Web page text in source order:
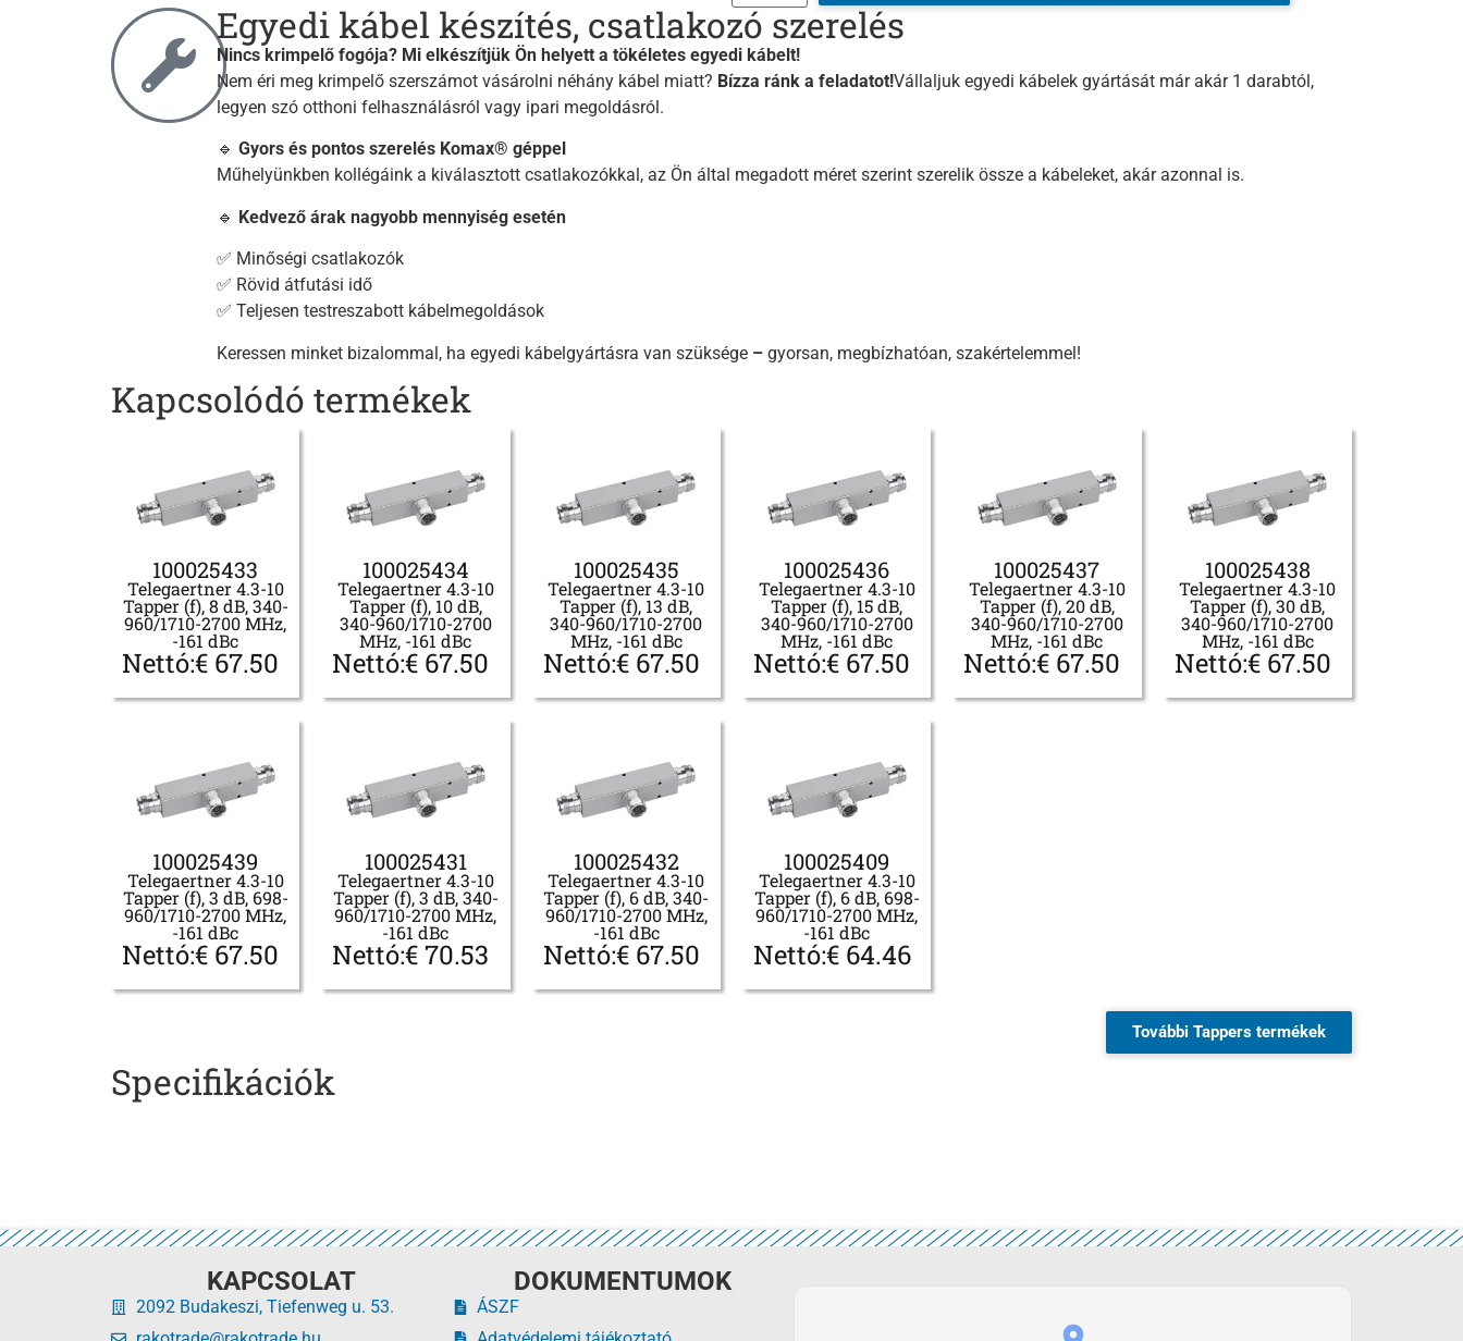
Egyedi kábel készítés, csatlakozó szerelés
Nincs krimpelő fogója? Mi elkészítjük Ön helyett a tökéletes egyedi kábelt!
Nem éri meg krimpelő szerszámot vásárolni néhány kábel miatt? Bízza ránk a feladatot!Vállaljuk egyedi kábelek gyártását már akár 1 darabtól,
legyen szó otthoni felhasználásról vagy ipari megoldásról.
🔹 Gyors és pontos szerelés Komax® géppel
Műhelyünkben kollégáink a kiválasztott csatlakozókkal, az Ön által megadott méret szerint szerelik össze a kábeleket, akár azonnal is.
🔹 Kedvező árak nagyobb mennyiség esetén
✅ Minőségi csatlakozók
✅ Rövid átfutási idő
✅ Teljesen testreszabott kábelmegoldások
Keressen minket bizalommal, ha egyedi kábelgyártásra van szüksége –gyorsan, megbízhatóan, szakértelemmel!
Kapcsolódó termékek
100025433
Telegaertner 4.3-10
Tapper (f), 8 dB, 340-
960/1710-2700 MHz,
-161 dBc
Nettó:€ 67.50
100025434
Telegaertner 4.3-10
Tapper (f), 10 dB,
340-960/1710-2700
MHz, -161 dBc
Nettó:€ 67.50
100025435
Telegaertner 4.3-10
Tapper (f), 13 dB,
340-960/1710-2700
MHz, -161 dBc
Nettó:€67.50
100025436
Telegaertner 4.3-10
Tapper (f), 15 dB,
340-960/1710-2700
MHz, -161 dBc
Nettó:€67.50
100025437
Telegaertner 4.3-10
Tapper (f), 20 dB,
340-960/1710-2700
MHz, -161 dBc
Nettó:€ 67.50
100025438
Telegaertner 4.3-10
Tapper (f), 30 dB,
340-960/1710-2700
MHz, -161 dBc
Nettó:€67.50
100025439
Telegaertner 4.3-10
Tapper (f), 3 dB, 698-
960/1710-2700 MHz,
-161 dBc
Nettó:€ 67.50
100025431
Telegaertner 4.3-10
Tapper (f), 3 dB, 340-
960/1710-2700 MHz,
-161 dBc
Nettó:€70.53
100025432
Telegaertner 4.3-10
Tapper (f), 6 dB, 340-
960/1710-2700 MHz,
-161 dBc
Nettó:€67.50
100025409
Telegaertner 4.3-10
Tapper (f), 6 dB, 698-
960/1710-2700 MHz,
-161 dBc
Nettó:€64.46
További Tappers termékek
Specifikációk
KAPCSOLAT
2092 Budakeszi, Tiefenweg u. 53.
DOKUMENTUMOK
ÁSZF